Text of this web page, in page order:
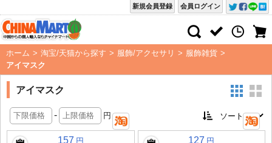
会員ログイン
新規会員登録
ホーム > 淘宝/天猫から探す > 服飾/アクセサリ > 服飾雑貨 >
アイマスク
アイマスク
- 円
157 円 127 円